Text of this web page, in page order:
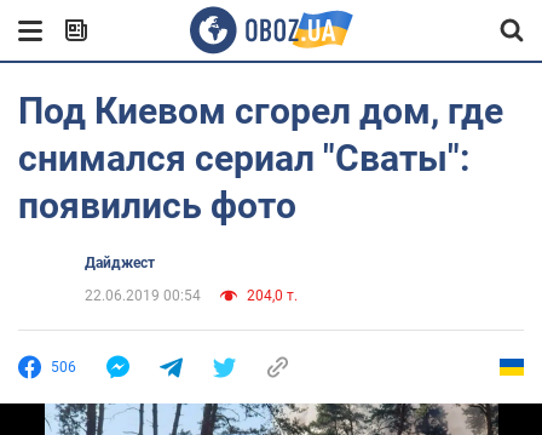
Под Киевом сгорел дом, где
снимался сериал "Сваты":
появились фото
Дайджест
22.06.2019 00:54
204,0 т.
506